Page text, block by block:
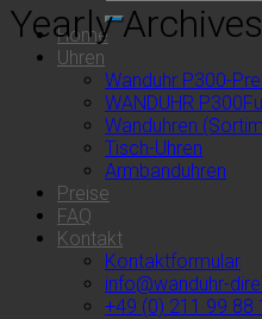
Home
Uhren
Wanduhr P300-
WANDUHR
Wanduhren
Tisch-Uhren
Armbanduhren
Preise
FAQ
Kontakt
Kontaktformular
info@wanduhr-
+49 (0) 211 99 88
Yearly